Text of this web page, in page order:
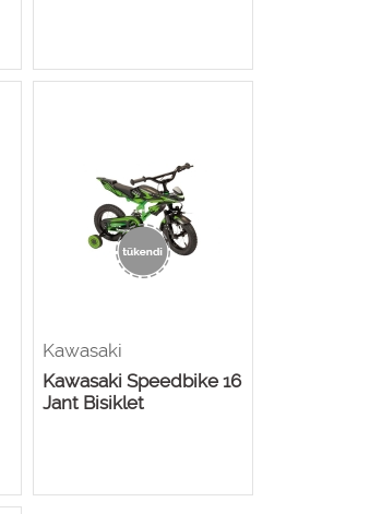
Kawasaki
Kawasaki Speedbike 16
Jant Bisiklet